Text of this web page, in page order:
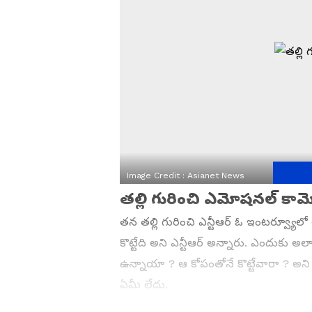
Image Credit : Asianet News
తల్లి గురించి ఎమోషనల్
తన తల్లి గురించి ఎన్టీఆర్ ఓ
కొట్టేది అని ఎన్టీఆర్ అన్నారు.
ఉన్నాయా ? ఆ కోపంతోనే కొట్టేవారా ? అని
ఏమీ లేదు.